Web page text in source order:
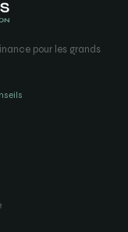
pour les grands